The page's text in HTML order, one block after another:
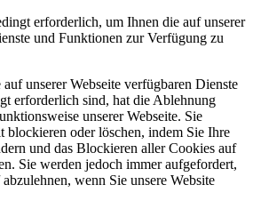
erforderlich, um Ihnen die auf unserer
und Funktionen zur Verfügung zu
unserer Webseite verfügbaren Dienste
erforderlich sind, hat die Ablehnung
unserer Webseite. Sie
blockieren oder löschen, indem Sie Ihre
und das Blockieren aller Cookies auf
Sie werden jedoch immer aufgefordert,
wenn Sie unsere Website